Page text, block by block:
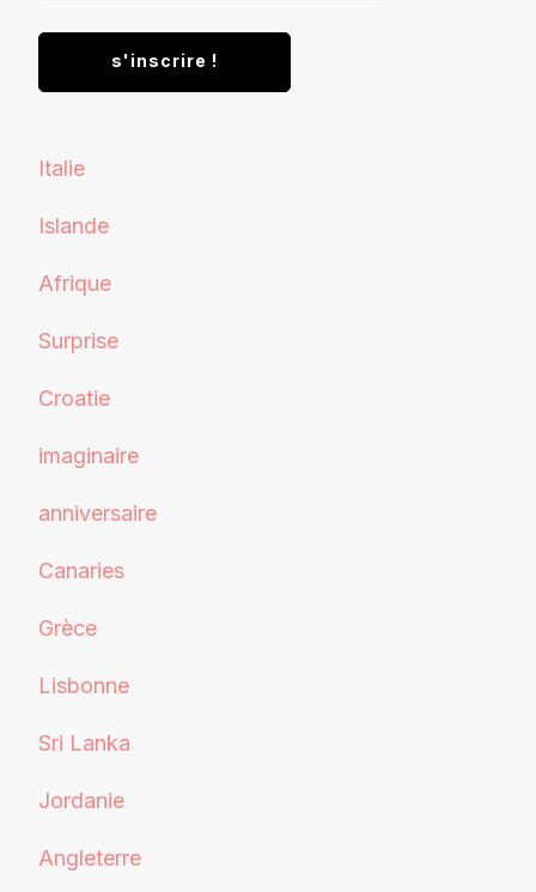
Italie
Islande
Afrique
Surprise
Croatie
imaginaire
anniversaire
Canaries
Grèce
Lisbonne
Sri Lanka
Jordanie
Angleterre